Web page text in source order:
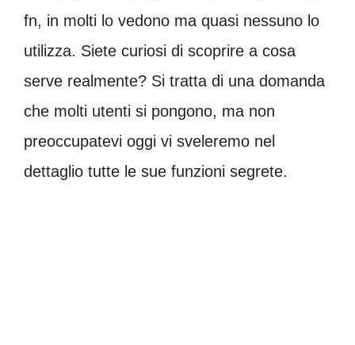
fn, in molti lo vedono ma quasi nessuno lo
utilizza. Siete curiosi di scoprire a cosa
serve realmente? Si tratta di una domanda
che molti utenti si pongono, ma non
preoccupatevi oggi vi sveleremo nel
dettaglio tutte le sue funzioni segrete.